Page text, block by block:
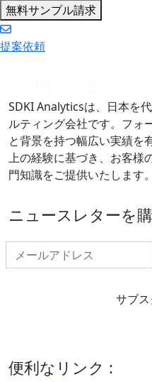
無料サンプル請求
提案依頼
SDKI Analyticsは、日本を
ルティング会社です。フォ
と背景を持つ幅広い実績を
上の経験に基づき、お客様
門知識をご提供いたします。
ニュースレターを
サブ
便利なリンク :